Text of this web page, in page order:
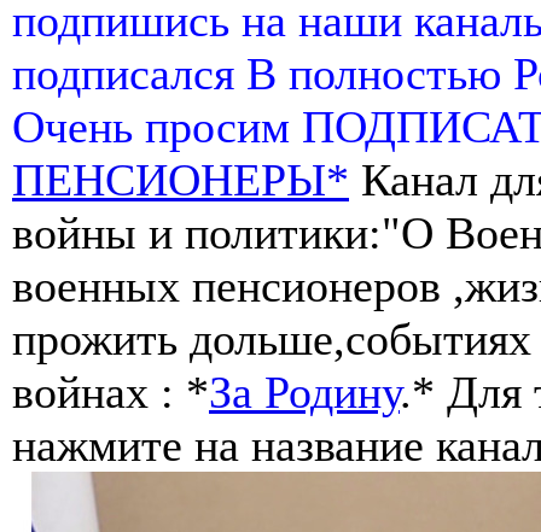
подпишись на наши
подписался В полностью
Очень просим
ПЕНСИОНЕРЫ* Канал
войны и политики:"О
военных пенсионеров
прожить
войнах : *За Родину.* Для
нажмите на название